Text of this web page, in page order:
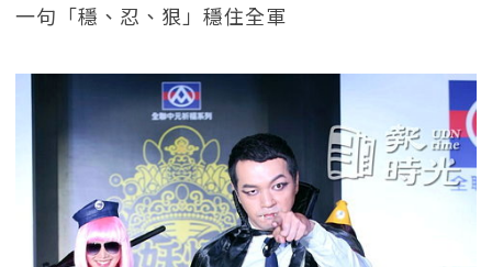
一句「穩、忍、狠」穩住全軍